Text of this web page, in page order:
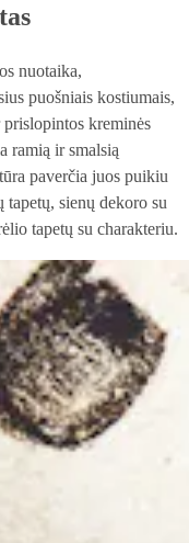
nuotaika,
puošniais kostiumais,
kreminės
ramią ir smalsią
paverčia juos puikiu
sienų dekoro su
tapetų su charakteriu.